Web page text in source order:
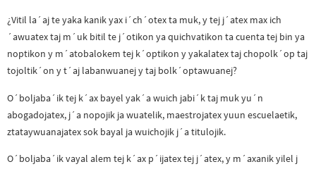
¿Vitil la´aj te yaka kanik yax i´ch´otex ta muk, y tej j´atex max ich
´awuatex taj m´uk bitil te j´otikon ya quichvatikon ta cuenta tej bin ya
noptikon y m´atobalokem tej k´optikon y yakalatex taj chopolk´op taj
tojoltik´on y t´aj labanwuanej y taj bolk´optawuanej?
O´boljaba´ik tej k´ax bayel yak´a wuich jabi´k taj muk yu´n
abogadojatex, j´a nopojik ja wuatelik, maestrojatex yuun escuelaetik,
ztataywuanajatex sok bayal ja wuichojik j´a titulojik.
O´boljaba´ik vayal alem tej k´ax p´ijatex tej j´atex, y m´axanik yilel j